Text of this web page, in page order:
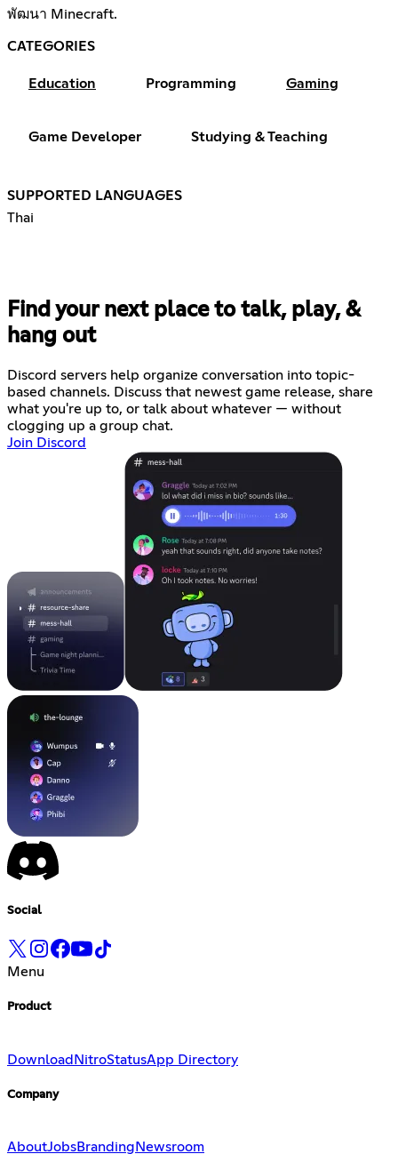
พัฒนา Minecraft.
CATEGORIES
Education Programming Gaming
Game Developer Studying & Teaching
SUPPORTED LANGUAGES
Thai
Find your next place to talk, play, &
hang out
Discord servers help organize conversation into topic-
based channels. Discuss that newest game release, share
what you're up to, or talk about whatever — without
clogging up a group chat.
Join Discord
Social
Menu
Product
DownloadNitroStatusApp Directory
Company
AboutJobsBranding Newsroom